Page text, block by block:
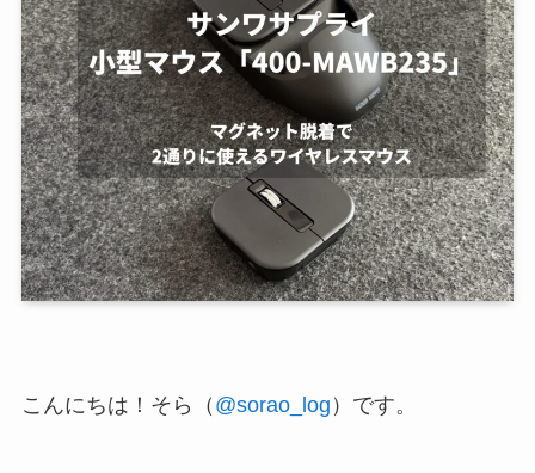
こんにちは！そら（ @sorao_log ）です。